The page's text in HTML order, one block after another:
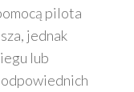
pilota
jednak
lub